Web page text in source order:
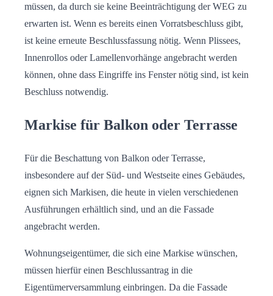
müssen, da durch sie keine Beeinträchtigung der WEG zu
erwarten ist. Wenn es bereits einen Vorratsbeschluss gibt,
ist keine erneute Beschlussfassung nötig. Wenn Plissees,
Innenrollos oder Lamellenvorhänge angebracht werden
können, ohne dass Eingriffe ins Fenster nötig sind, ist kein
Beschluss notwendig.
Markise für Balkon oder Terrasse
Für die Beschattung von Balkon oder Terrasse,
insbesondere auf der Süd- und Westseite eines Gebäudes,
eignen sich Markisen, die heute in vielen verschiedenen
Ausführungen erhältlich sind, und an die Fassade
angebracht werden.
Wohnungseigentümer, die sich eine Markise wünschen,
müssen hierfür einen Beschlussantrag in die
Eigentümerversammlung einbringen. Da die Fassade